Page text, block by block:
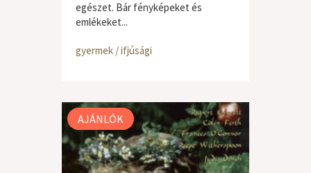
egészet. Bár fényképeket és
emlékeket...
gyermek / ifjúsági
AJÁNLÓK